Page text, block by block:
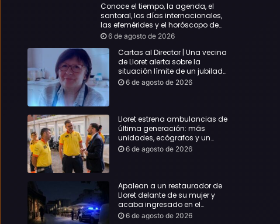
Conoce el tiempo, la agenda, el
santoral, los días internacionales,
las efemérides y el horóscopo de
hoy Jueves, 6 de agosto de 2026
6 de agosto de 2026
Cartas al Director | Una vecina
de Lloret alerta sobre la
situación límite de un jubilado
de 65 años y pide una
6 de agosto de 2026
Lloret estrena ambulancias de
última generación: más
unidades, ecógrafos y un
servicio reforzado las 24 horas
6 de agosto de 2026
Apalean a un restaurador de
Lloret delante de su mujer y
acaba ingresado en el
Hospital Vall d’Hebron
6 de agosto de 2026